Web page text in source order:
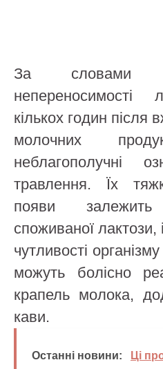
За словами
непереносимості
кількох годин після
молочних
неблагополучні
травлення. Їх
появи
споживаної лактози,
чутливості
можуть болісно
крапель молока,
кави.
Останні новини: Ці